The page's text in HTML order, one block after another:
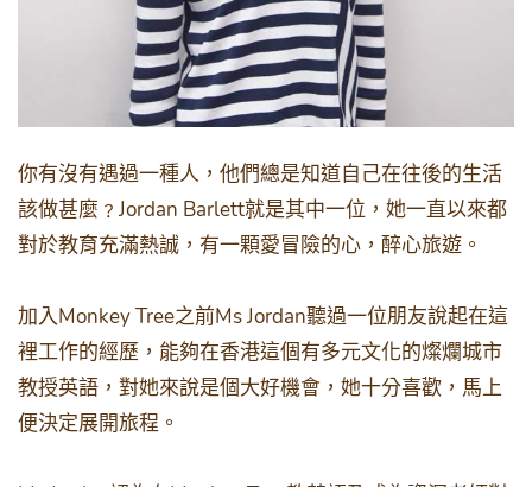
你有沒有遇過一種人，他們總是知道自己在往後的生活
該做甚麼﹖Jordan Barlett就是其中一位，她一直以來都
對於教育充滿熱誠，有一顆愛冒險的心，醉心旅遊。
加入Monkey Tree之前Ms Jordan聽過一位朋友說起在這
裡工作的經歷，能夠在香港這個有多元文化的燦爛城市
教授英語，對她來說是個大好機會，她十分喜歡，馬上
便決定展開旅程。